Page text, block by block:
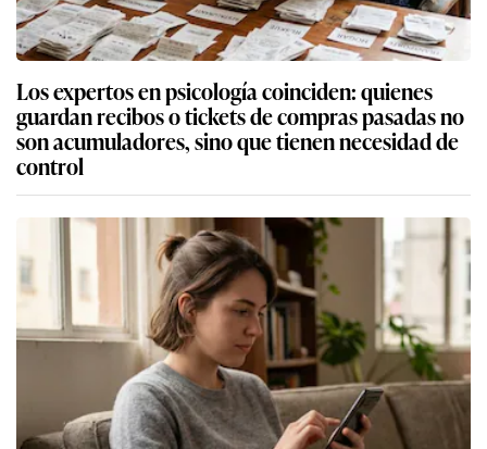
Los expertos en psicología coinciden: quienes
guardan recibos o tickets de compras pasadas no
son acumuladores, sino que tienen necesidad de
control